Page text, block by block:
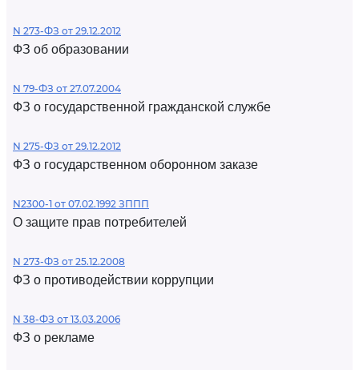
N 273-ФЗ от 29.12.2012
ФЗ об образовании
N 79-ФЗ от 27.07.2004
ФЗ о государственной гражданской службе
N 275-ФЗ от 29.12.2012
ФЗ о государственном оборонном заказе
N2300-1 от 07.02.1992 ЗППП
О защите прав потребителей
N 273-ФЗ от 25.12.2008
ФЗ о противодействии коррупции
N 38-ФЗ от 13.03.2006
ФЗ о рекламе